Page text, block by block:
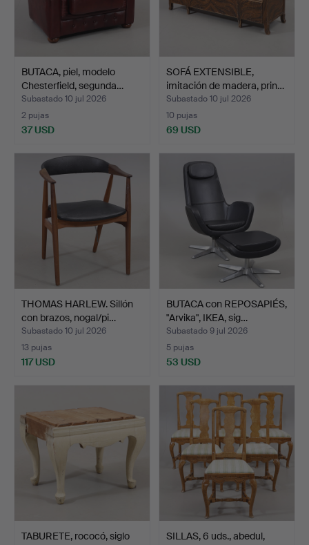
BUTACA, piel, modelo
Chesterfield, segunda…
Subastado 10 jul 2026
2 pujas
37 USD
SOFÁ EXTENSIBLE,
imitación de madera, prin…
Subastado 10 jul 2026
10 pujas
69 USD
THOMAS HARLEW. Sillón
con brazos, nogal/pi…
Subastado 10 jul 2026
13 pujas
117 USD
BUTACA con REPOSAPIÉS,
"Arvika", IKEA, sig…
Subastado 9 jul 2026
5 pujas
53 USD
TABURETE, rococó, siglo
SILLAS, 6 uds., abedul,